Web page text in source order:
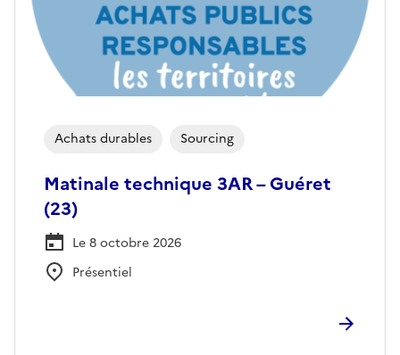
Matinale technique 3AR – Guéret
(23)
Le 8 octobre 2026
Présentiel
Achats durables Sourcing